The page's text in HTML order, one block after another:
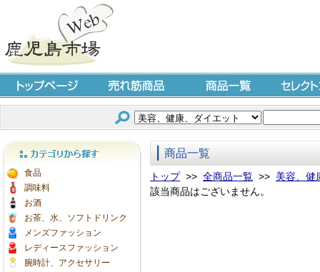
トップページ 売れ筋商品 商品一覧 セレクト
カテゴリから探す
食品
調味料
お酒
お茶、水、ソフトドリンク
メンズファッション
レディースファッション
腕時計、アクセサリー
商品一覧
トップ>> 全商品一覧 >> 美容、健
該当商品はございません。